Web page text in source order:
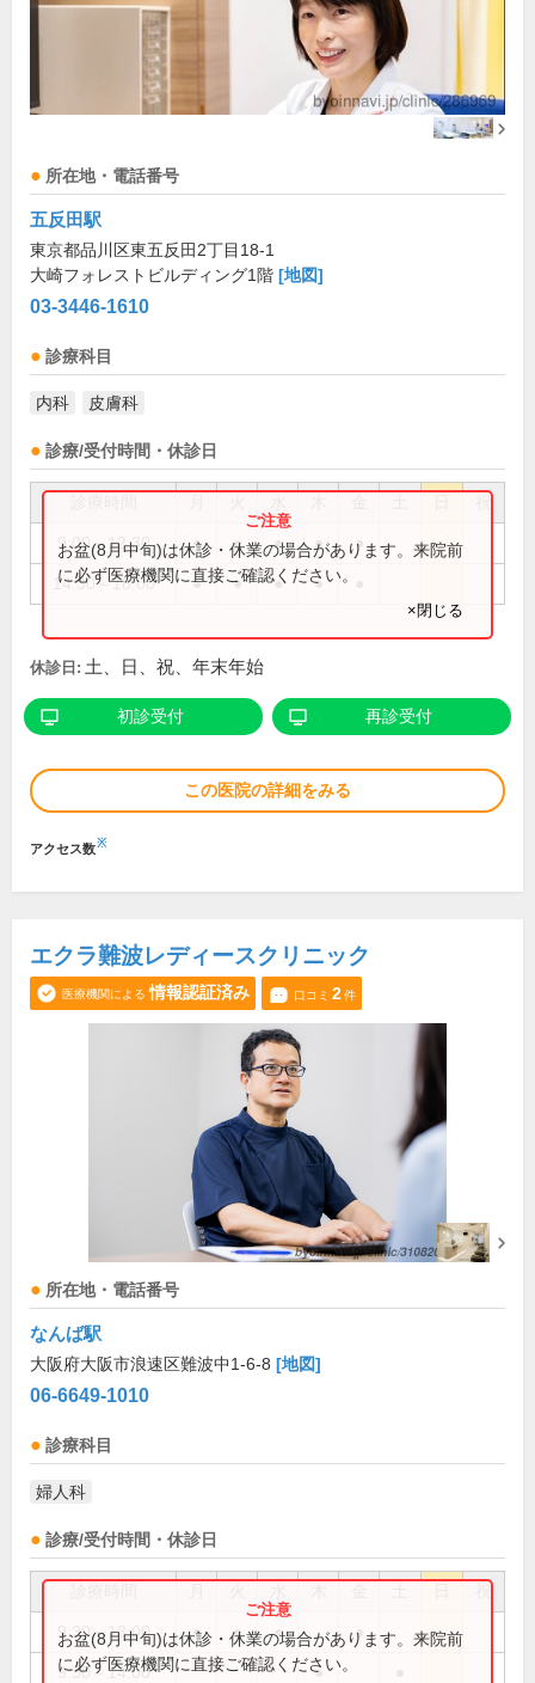
所在地・電話番号
五反田駅
東京都品川区東五反田2丁目18-1
大崎フォレストビルディング1階 [地図]
03-3446-1610
診療科目
内科 皮膚科
診療/受付時間・休診日
9:00～12:30 ● ● ● ● ●
14:30～18:00 ● ● ● ●
お盆(8月中旬)は休診・休業の場合があります。来院前
に必ず医療機関に直接ご確認ください。
×閉じる
休診日: 土、日、祝、年末年始
初診受付 再診受付
この医院の詳細をみる
アクセス数※
エクラ難波レディースクリニック
医療機関による 情報認証済み 口コミ 2件
所在地・電話番号
なんば駅
大阪府大阪市浪速区難波中1-6-8 [地図]
06-6649-1010
診療科目
婦人科
診療/受付時間・休診日
9:30～13:00 ● ● ● ●
9:30～14:00 ●
お盆(8月中旬)は休診・休業の場合があります。来院前
に必ず医療機関に直接ご確認ください。